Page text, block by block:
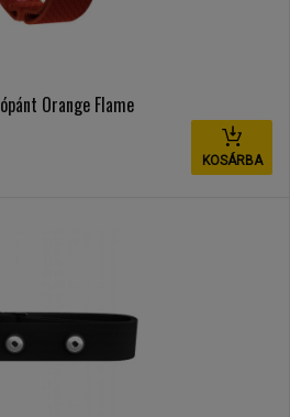
Orange Flame
KOSÁRBA